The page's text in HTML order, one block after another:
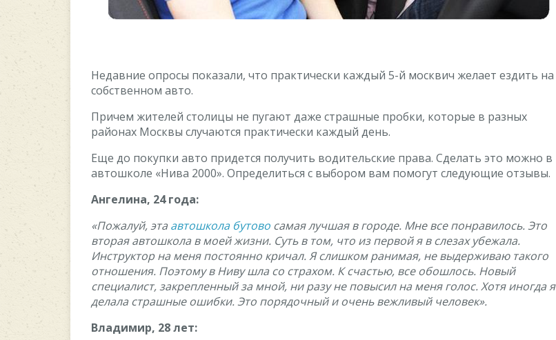
Недавние опросы показали, что практически каждый 5-й москвич желает ездить на
собственном авто.
Причем жителей столицы не пугают даже страшные пробки, которые в разных
районах Москвы случаются практически каждый день.
Еще до покупки авто придется получить водительские права. Сделать это можно в
автошколе «Нива 2000». Определиться с выбором вам помогут следующие отзывы.
Ангелина, 24 года:
«Пожалуй, эта автошкола бутово самая лучшая в городе. Мне все понравилось. Это
вторая автошкола в моей жизни. Суть в том, что из первой я в слезах убежала.
Инструктор на меня постоянно кричал. Я слишком ранимая, не выдерживаю такого
отношения. Поэтому в Ниву шла со страхом. К счастью, все обошлось. Новый
специалист, закрепленный за мной, ни разу не повысил на меня голос. Хотя иногда я
делала страшные ошибки. Это порядочный и очень вежливый человек».
Владимир, 28 лет: